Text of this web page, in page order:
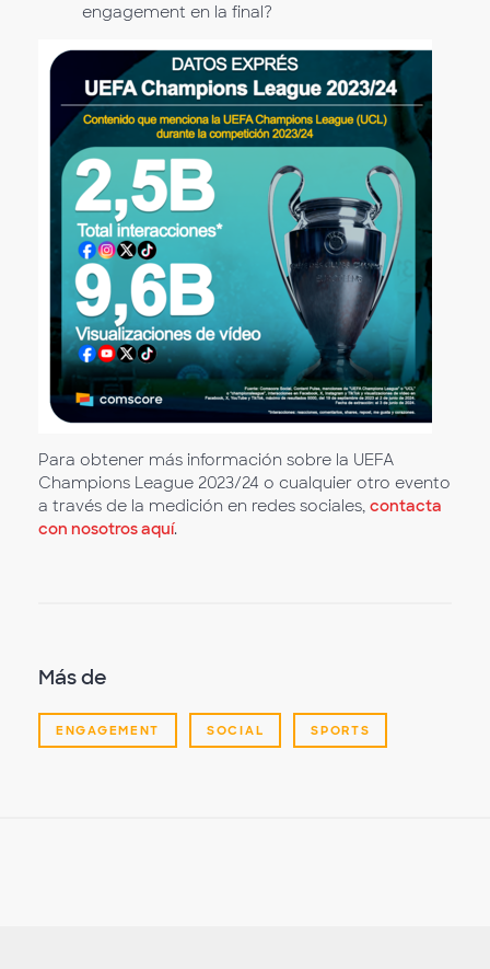
engagement en la final?
Para obtener más información sobre la UEFA
Champions League 2023/24 o cualquier otro evento
a través de la medición en redes sociales, contacta
con nosotros aquí.
Más de
ENGAGEMENT SOCIAL SPORTS